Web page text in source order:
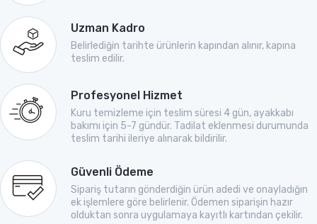
Uzman Kadro
Belirlediğin tarihte ürünlerin kapından alınır, kapına
teslim edilir.
Profesyonel Hizmet
Kuru temizleme için teslim süresi 4 gün, ayakkabı
bakımı için 5-7 gündür. Tadilat eklenmesi durumunda
teslim tarihi ileriye alınarak bildirilir.
Güvenli Ödeme
Sipariş tutarın gönderdiğin ürün adedi ve onayladığın
ek işlemlere göre belirlenir. Ödemen siparişin hazır
olduktan sonra uygulamaya kayıtlı kartından çekilir.